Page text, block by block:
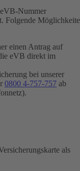
Nummer
Folgende
einen Antrag auf
eVB direkt im
bei unserer
0800 4-​757-757 ab
als